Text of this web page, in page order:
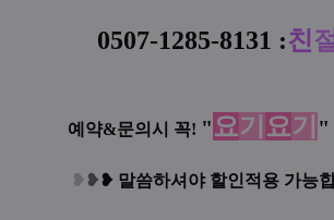
0507-1285-8131 :친절
예약&문의시 꼭! "요기 요기 "
❥ ❥❥ 말씀하셔야 할인적용 가능